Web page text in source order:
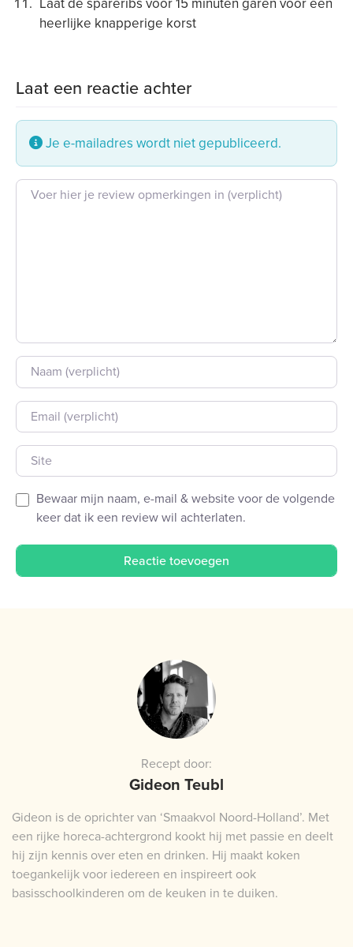
heerlijke knapperige korst
Laat een reactie achter
Je e-mailadres wordt niet gepubliceerd.
Beoordeling tekst
Naam
E-mail
Site
Bewaar mijn naam, e-mail & website voor de volgende
keer dat ik een review wil achterlaten.
Recept door:
Gideon Teubl
Gideon is de oprichter van ‘Smaakvol Noord-Holland’. Met
een rijke horeca-achtergrond kookt hij met passie en deelt
hij zijn kennis over eten en drinken. Hij maakt koken
toegankelijk voor iedereen en inspireert ook
basisschoolkinderen om de keuken in te duiken.